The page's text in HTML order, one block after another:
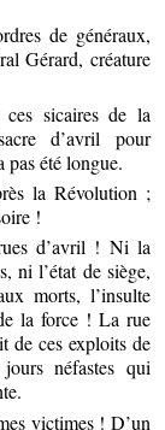
de généraux,
Gérard, créature
ces sicaires de la
d’avril pour
pas été longue.
la Révolution ;
!
d’avril ! Ni la
ni l’état de siège,
morts, l’insulte
la force ! La rue
de ces exploits de
néfastes qui
victimes ! D’un